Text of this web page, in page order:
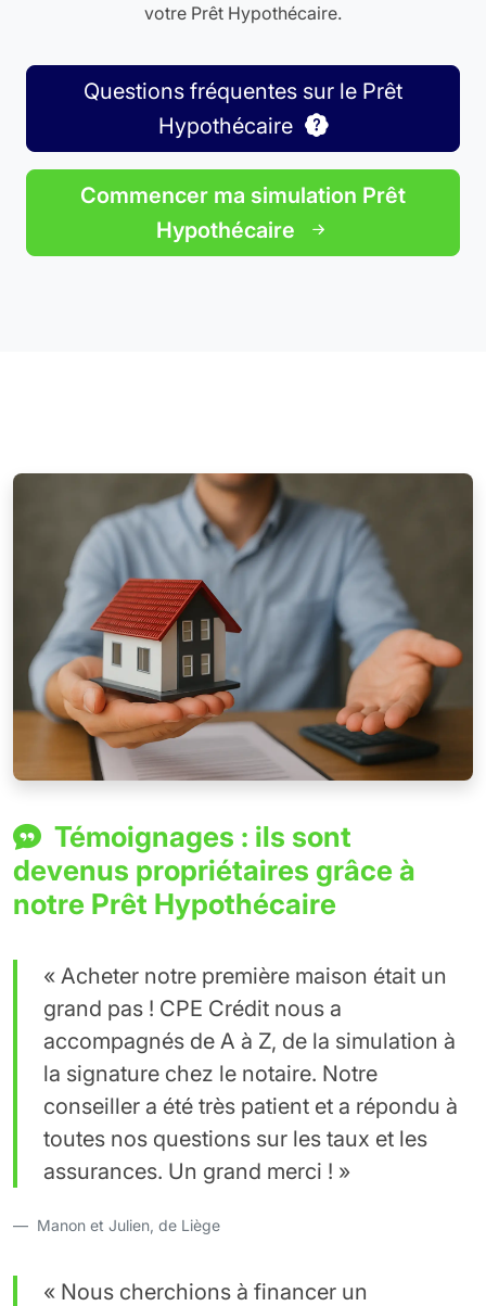
votre Prêt Hypothécaire.
Questions fréquentes sur le Prêt
Hypothécaire
Commencer ma simulation Prêt
Hypothécaire
Témoignages : ils sont
devenus propriétaires grâce à
notre Prêt Hypothécaire
« Acheter notre première maison était un
grand pas ! CPE Crédit nous a
accompagnés de A à Z, de la simulation à
la signature chez le notaire. Notre
conseiller a été très patient et a répondu à
toutes nos questions sur les taux et les
assurances. Un grand merci ! »
Manon et Julien, de Liège
« Nous cherchions à financer un